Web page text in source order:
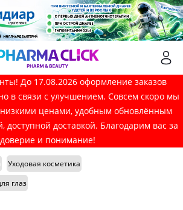
До 17.08.2026 оформление заказов
в связи с улучшением. Совсем скоро мы
ценами, удобным обновлённым
доступной доставкой. Благодарим вас за
доверие и понимание!
Уходовая косметика
глаз